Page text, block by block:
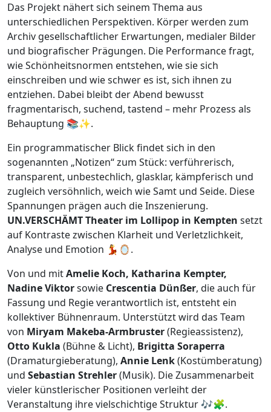
Das Projekt nähert sich seinem Thema aus
unterschiedlichen Perspektiven. Körper werden zum
Archiv gesellschaftlicher Erwartungen, medialer Bilder
und biografischer Prägungen. Die Performance fragt,
wie Schönheitsnormen entstehen, wie sie sich
einschreiben und wie schwer es ist, sich ihnen zu
entziehen. Dabei bleibt der Abend bewusst
fragmentarisch, suchend, tastend – mehr Prozess als
Behauptung 📚✨.
Ein programmatischer Blick findet sich in den
sogenannten „Notizen“ zum Stück: verführerisch,
transparent, unbestechlich, glasklar, kämpferisch und
zugleich versöhnlich, weich wie Samt und Seide. Diese
Spannungen prägen auch die Inszenierung.
UN.VERSCHÄMT Theater im Lollipop in Kempten setzt
auf Kontraste zwischen Klarheit und Verletzlichkeit,
Analyse und Emotion 💃🪞.
Von und mitAmelie Koch, Katharina Kempter,
Nadine Viktorsowie Crescentia Dünßer, die auch für
Fassung und Regie verantwortlich ist, entsteht ein
kollektiver Bühnenraum. Unterstützt wird das Team
von Miryam Makeba-Armbruster(Regieassistenz),
Otto Kukla (Bühne & Licht), Brigitta Soraperra
(Dramaturgieberatung), Annie Lenk(Kostümberatung)
und Sebastian Strehler(Musik). Die Zusammenarbeit
vieler künstlerischer Positionen verleiht der
Veranstaltung ihre vielschichtige Struktur 🎶🧩.